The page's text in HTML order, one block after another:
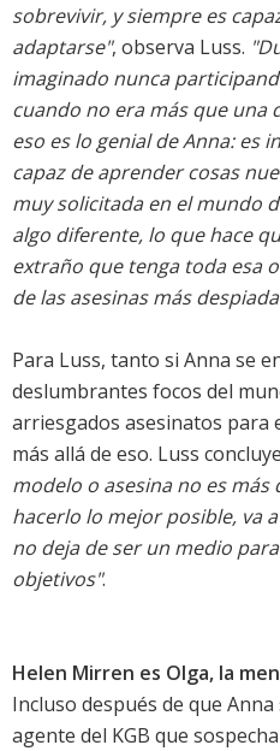
sobrevivir, y siempre es
adaptarse", observa Luss.
imaginado nunca
cuando no era más que una
eso es lo genial de Anna: es
capaz de aprender cosas
muy solicitada en el mundo
algo diferente, lo que hace
extraño que tenga toda esa
de las asesinas más
Para Luss, tanto si Anna se
deslumbrantes focos del
arriesgados asesinatos para
más allá de eso. Luss
modelo o asesina no es más
hacerlo lo mejor posible, va
no deja de ser un medio
objetivos".
Helen Mirren es Olga, la
Incluso después de que
agente del KGB que